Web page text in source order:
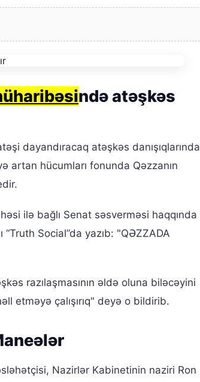
ndə atəşkəs
dayandıracaq atəşkəs danışıqlarında
artan hücumları fonunda Qəzzanın
ilə bağlı Senat səsverməsi haqqında
Social”da yazıb: "QƏZZADA
razılaşmasının əldə oluna biləcəyini
etməyə çalışırıq" deyə o bildirib.
Nazirlər Kabinetinin naziri Ron